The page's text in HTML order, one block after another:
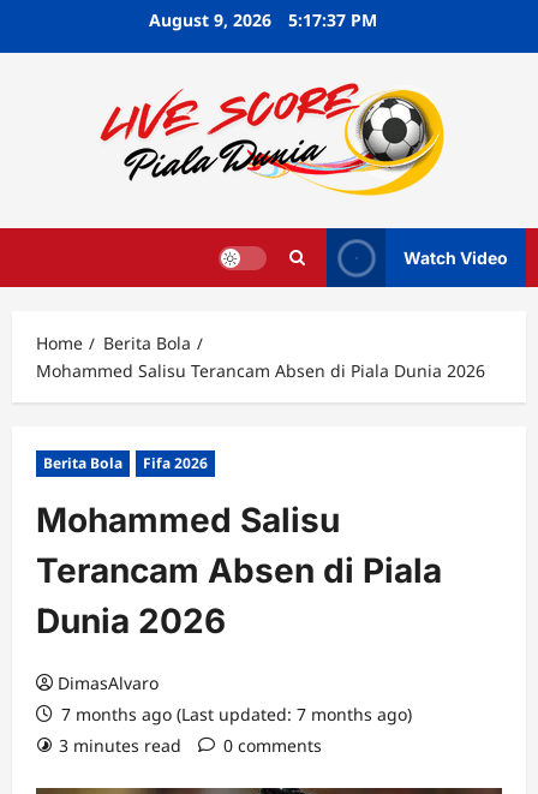
August 9, 2026 5:17:38 PM
Watch Video
Home
Berita Bola
Mohammed Salisu Terancam Absen di Piala Dunia 2026
Berita Bola Fifa 2026
Mohammed Salisu
Terancam Absen di Piala
Dunia 2026
DimasAlvaro
7 months ago (Last updated: 7 months ago)
3 minutes read
0 comments